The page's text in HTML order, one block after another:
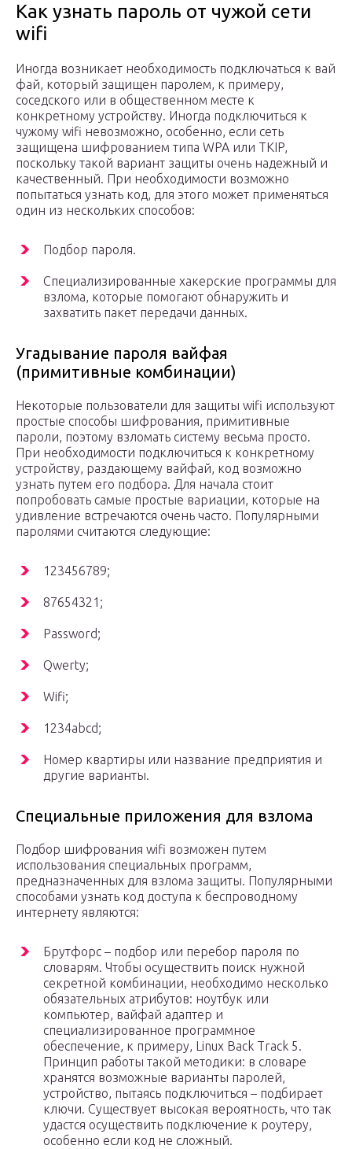
Как узнать пароль от чужой сети
wifi
Иногда возникает необходимость подключаться к вай
фай, который защищен паролем, к примеру,
соседского или в общественном месте к
конкретному устройству. Иногда подключиться к
чужому wifi невозможно, особенно, если сеть
защищена шифрованием типа WPA или TKIP,
поскольку такой вариант защиты очень надежный и
качественный. При необходимости возможно
попытаться узнать код, для этого может применяться
один из нескольких способов:
Подбор пароля.
Специализированные хакерские программы для
взлома, которые помогают обнаружить и
захватить пакет передачи данных.
Угадывание пароля вайфая
(примитивные комбинации)
Некоторые пользователи для защиты wifi используют
простые способы шифрования, примитивные
пароли, поэтому взломать систему весьма просто.
При необходимости подключиться к конкретному
устройству, раздающему вайфай, код возможно
узнать путем его подбора. Для начала стоит
попробовать самые простые вариации, которые на
удивление встречаются очень часто. Популярными
паролями считаются следующие:
123456789;
87654321;
Password;
Qwerty;
Wifi;
1234abcd;
Номер квартиры или название предприятия и
другие варианты.
Специальные приложения для взлома
Подбор шифрования wifi возможен путем
использования специальных программ,
предназначенных для взлома защиты. Популярными
способами узнать код доступа к беспроводному
интернету являются:
Брутфорс – подбор или перебор пароля по
словарям. Чтобы осуществить поиск нужной
секретной комбинации, необходимо несколько
обязательных атрибутов: ноутбук или
компьютер, вайфай адаптер и
специализированное программное
обеспечение, к примеру, Linux Back Track 5.
Принцип работы такой методики: в словаре
хранятся возможные варианты паролей,
устройство, пытаясь подключиться – подбирает
ключи. Существует высокая вероятность, что так
удастся осуществить подключение к роутеру,
особенно если код не сложный.